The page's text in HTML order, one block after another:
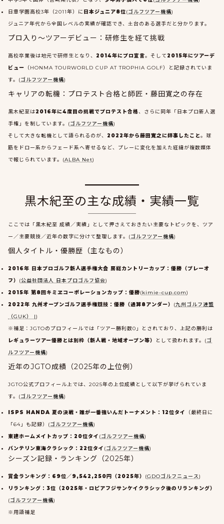
日章学園高校3年（2011年）に 日本ジュニア8位(ゴルフツアー機構)
ジュニア年代から全国レベルの実績が確認でき、土台のある選手だと分かります。
プロ入り〜ツアーデビュー：研修生を経て挑戦
高校卒業後は地元で研修生となり、 2014年にプロ宣言。そして2015年にツアーデ
ビュー （HONMA TOURWORLD CUP AT TROPHIA GOLF）と記録されていま
す。(ゴルフツアー機構)
キャリアの転機：プロテスト合格と師匠・藤田寛之の存在
黒木紀至は2016年に4度目の挑戦でプロテスト合格、さらに同年「日本プロ新人選
手権」を制しています。(ゴルフツアー機構)
そして大きな転機として語られるのが、 2022年から藤田寛之に師事したこと。球
筋をドロー系からフェード系へ寄せるなど、プレーに変化を加えた経緯が複数媒体
で報じられています。(ALBA Net)
黒木紀至の主な成績・実績一覧
ここでは「黒木紀至 成績／実績」として押さえておきたい主要なトピックを、ツア
ー／主要競技／近年の数字に分けて整理します。(ゴルフツアー機構)
個人タイトル・優勝歴（主なもの）
2016年 日本プロゴルフ新人選手権大会 房総カントリーカップ：優勝（プレーオ
フ） (公益社団法人 日本プロゴルフ協会)
2015年 第8回キミヱコーポレーションカップ：優勝(kimie-cup.com)
2022年 九州オープンゴルフ選手権競技：優勝（通算8アンダー） (九州ゴルフ連盟
（GUK） |)
※補足：JGTOのプロフィールでは「ツアー勝利数0」とされており、上記の勝利は
レギュラーツアー優勝とは別枠（新人戦・地域オープン等）
として扱われます。(ゴ
ルフツアー機構)
近年のJGTO成績（2025年の上位例）
JGTO公式プロフィール上では、2025年の上位成績として以下が挙げられていま
す。(ゴルフツアー機構)
ISPS HANDA 夏の決戦・誰が一番強いんだトーナメント：12位タイ
（最終日に
「64」も記録）(ゴルフツアー機構)
東建ホームメイトカップ：20位タイ (ゴルフツアー機構)
バンテリン東海クラシック：22位タイ (ゴルフツアー機構)
シーズン記録・ランキング（2025年）
賞金ランキング：69位／9,542,250円（2025年） (GDOゴルフニュース)
リランキング：3位（2025年・ロピアフジサンケイクラシック後のリランキング）
(ゴルフツアー機構)
※用語補足